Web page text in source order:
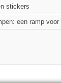
stickers
een ramp